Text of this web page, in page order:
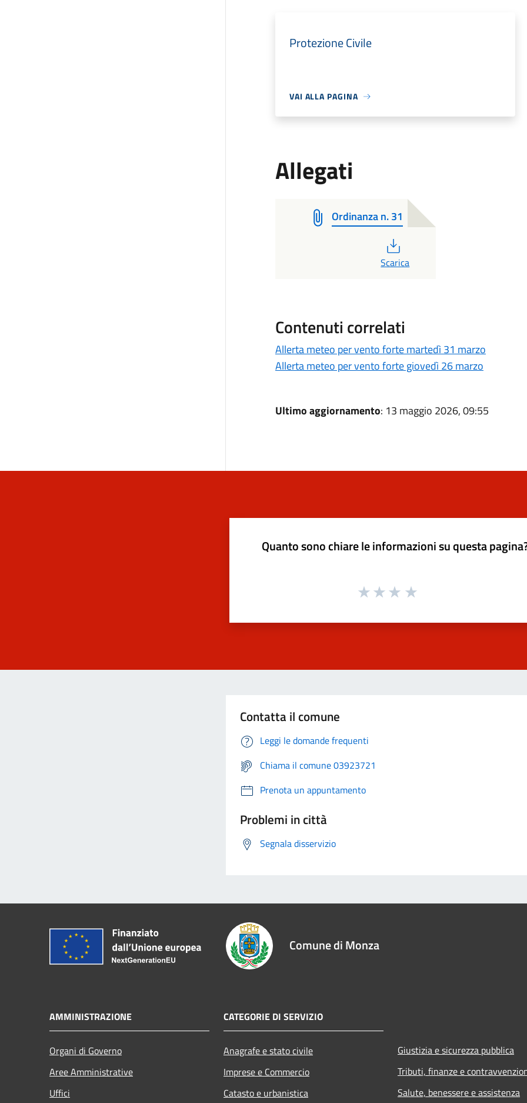
Protezione Civile
VAI ALLA PAGINA
Allegati
Ordinanza n. 31
Scarica
Contenuti correlati
Allerta meteo per vento forte martedì 31 marzo
Allerta meteo per vento forte giovedì 26 marzo
Ultimo aggiornamento: 13 maggio 2026, 09:55
Quanto sono chiare le informazioni su questa
Contatta il comune
Leggi le domande frequenti
Chiama il comune 03923721
Prenota un appuntamento
Problemi in città
Segnala disservizio
Comune di Monza
AMMINISTRAZIONE
Organi di Governo
Aree Amministrative
Uffici
CATEGORIE DI SERVIZIO
Anagrafe e stato civile
Imprese e Commercio
Catasto e urbanistica
Giustizia e sicurezza pubblica
Tributi, finanze e
Salute, benessere e assistenza